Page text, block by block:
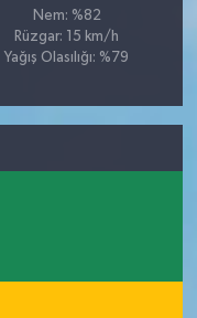
Nem: %82
Rüzgar: 15 km/h
Yağış Olasılığı: %79